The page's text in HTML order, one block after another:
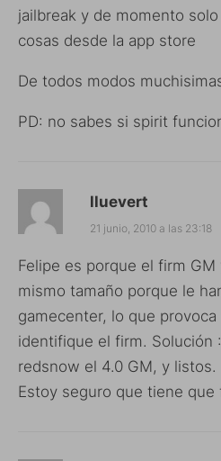
jailbreak y de momento
cosas desde la app store
De todos modos
PD: no sabes si spirit
lluevert
21 junio, 2010 a las 23:18
Felipe es porque el firm
mismo tamaño porque le
gamecenter, lo que
identifique el firm. Solución
redsnow el 4.0 GM, y listos.
Estoy seguro que tiene que